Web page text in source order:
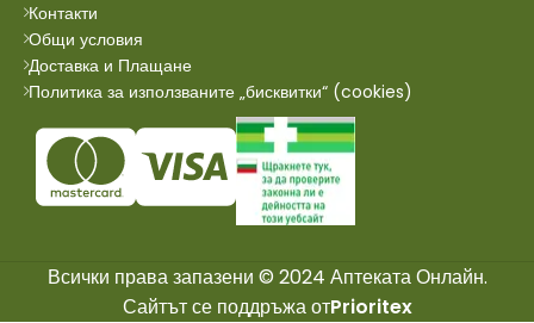
Контакти
Общи условия
Доставка и Плащане
Политика за използваните „бисквитки“ (cookies)
Всички права запазени © 2024 Аптеката Онлайн.
Сайтът се поддръжа отPrioritex